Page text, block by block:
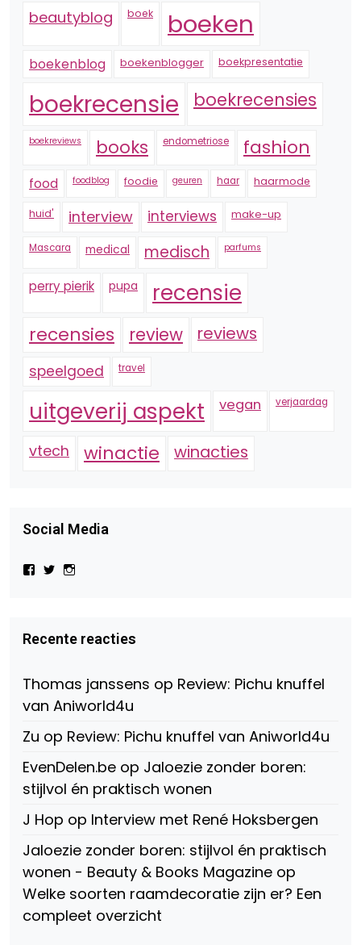
beautyblog boek boeken
boekenblog boekenblogger boekpresentatie
boekrecensie boekrecensies
boekreviews books endometriose fashion
food foodblog foodie geuren haar haarmode
huid' interview interviews make-up
Mascara medical medisch parfums
perry pierik pupa recensie
recensies review reviews
speelgoed travel
uitgeverij aspekt vegan verjaardag
vtech winactie winacties
Social Media
Bekijk
Beauty-
147775071915783/?
Facebook
Bekijk
op
Twitter
op
Instagram
Recente reacties
Thomas janssens op Review: Pichu knuffel
van Aniworld4u
Zu op Review: Pichu knuffel van Aniworld4u
EvenDelen.be op Jaloezie zonder boren:
stijlvol én praktisch wonen
J Hop op Interview met René Hoksbergen
Jaloezie zonder boren: stijlvol én praktisch
wonen - Beauty & Books Magazine op
Welke soorten raamdecoratie zijn er? Een
compleet overzicht